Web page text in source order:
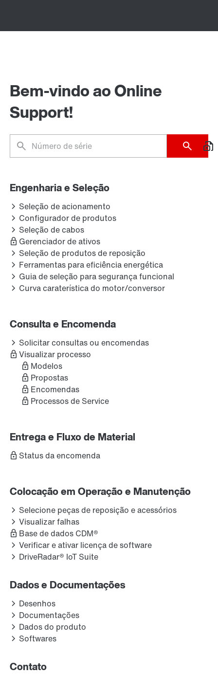
Bem-vindo ao Online
Support!
Engenharia e Seleção
Seleção de acionamento
Configurador de produtos
Seleção de cabos
Gerenciador de ativos
Seleção de produtos de reposição
Ferramentas para eficiência energética
Guia de seleção para segurança funcional
Curva caraterística do motor/conversor
Consulta e Encomenda
Solicitar consultas ou encomendas
Visualizar processo
Modelos
Propostas
Encomendas
Processos de Service
Entrega e Fluxo de Material
Status da encomenda
Colocação em Operação e Manutenção
Selecione peças de reposição e acessórios
Visualizar falhas
Base de dados CDM®
Verificar e ativar licença de software
DriveRadar® IoT Suite
Dados e Documentações
Desenhos
Documentações
Dados do produto
Softwares
Contato